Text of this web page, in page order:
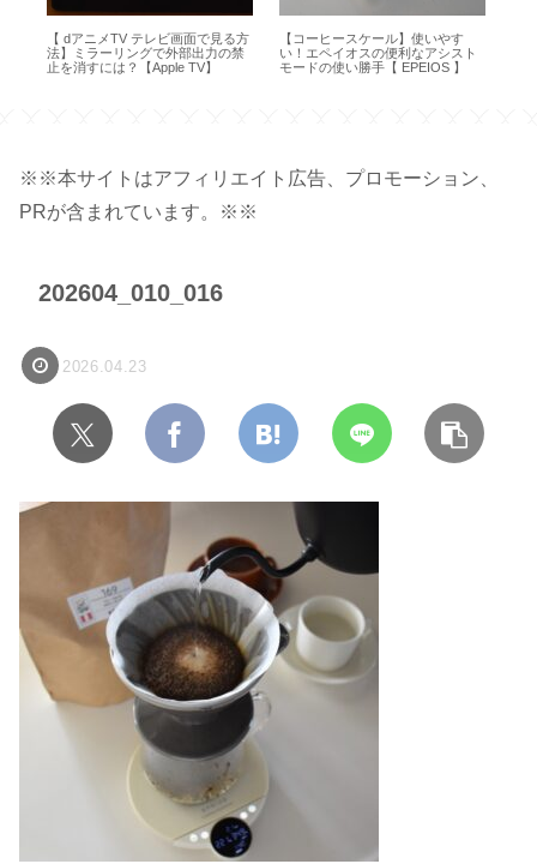
【 dアニメTV テレビ画面で見る方
法】ミラーリングで外部出力の禁
止を消すには？【Apple TV】
【コーヒースケール】使いやす
い！エペイオスの便利なアシスト
モードの使い勝手【 EPEIOS 】
てみまし
※※本サイトはアフィリエイト広告、プロモーション、
PRが含まれています。※※
202604_010_016
2026.04.23